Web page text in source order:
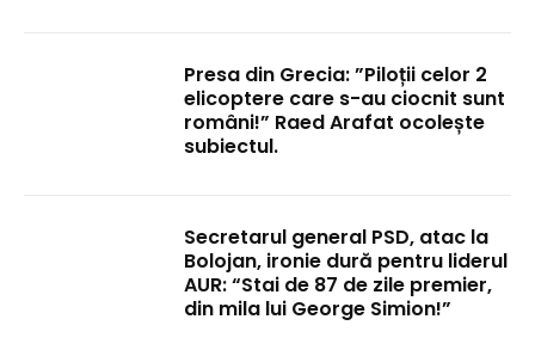
Presa din Grecia: ”Piloții celor 2
elicoptere care s-au ciocnit sunt
români!” Raed Arafat ocolește
subiectul.
Secretarul general PSD, atac la
Bolojan, ironie dură pentru liderul
AUR: “Stai de 87 de zile premier,
din mila lui George Simion!”